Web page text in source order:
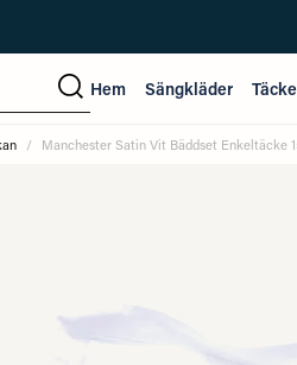
Hem Sängkläder
Manchester Satin Vit Bäddset Enkeltäcke